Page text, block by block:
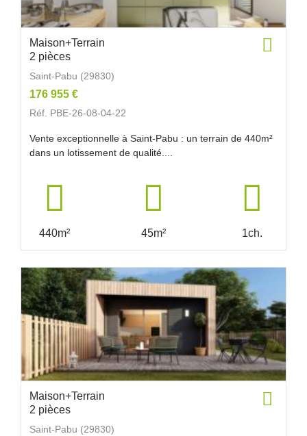
Maison+Terrain
2 pièces
Saint-Pabu (29830)
176 955 €
Réf. PBE-26-08-04-22
Vente exceptionnelle à Saint-Pabu : un terrain de 440m²
dans un lotissement de qualité....
440m² 45m² 1ch.
Maison+Terrain
2 pièces
Saint-Pabu (29830)